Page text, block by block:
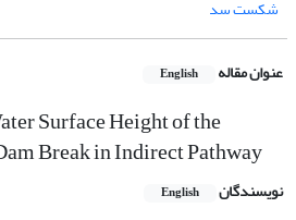
شکست سد
عنوان مقاله English
Surface Height of the
Break in Indirect Pathway
نویسندگان English